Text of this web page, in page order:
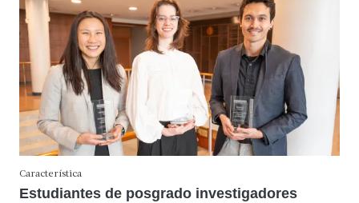
Característica
Estudiantes de posgrado investigadores